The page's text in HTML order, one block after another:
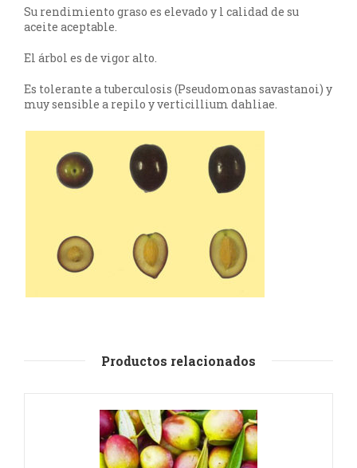
Su rendimiento graso es elevado y l calidad de su
aceite aceptable.
El árbol es de vigor alto.
Es tolerante a tuberculosis (Pseudomonas savastanoi) y
muy sensible a repilo y verticillium dahliae.
Productos relacionados